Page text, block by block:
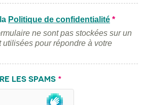
Politique de confidentialité *
ne sont pas stockées sur un
pour répondre à votre
LES SPAMS *